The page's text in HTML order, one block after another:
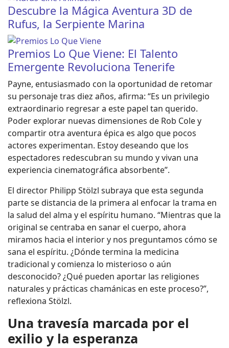
Descubre la Mágica Aventura 3D de
Rufus, la Serpiente Marina
Premios Lo Que Viene: El Talento
Emergente Revoluciona Tenerife
Payne, entusiasmado con la oportunidad de retomar
su personaje tras diez años, afirma: “Es un privilegio
extraordinario regresar a este papel tan querido.
Poder explorar nuevas dimensiones de Rob Cole y
compartir otra aventura épica es algo que pocos
actores experimentan. Estoy deseando que los
espectadores redescubran su mundo y vivan una
experiencia cinematográfica absorbente”.
El director Philipp Stölzl subraya que esta segunda
parte se distancia de la primera al enfocar la trama en
la salud del alma y el espíritu humano. “Mientras que la
original se centraba en sanar el cuerpo, ahora
miramos hacia el interior y nos preguntamos cómo se
sana el espíritu. ¿Dónde termina la medicina
tradicional y comienza lo misterioso o aún
desconocido? ¿Qué pueden aportar las religiones
naturales y prácticas chamánicas en este proceso?”,
reflexiona Stölzl.
Una travesía marcada por el
exilio y la esperanza